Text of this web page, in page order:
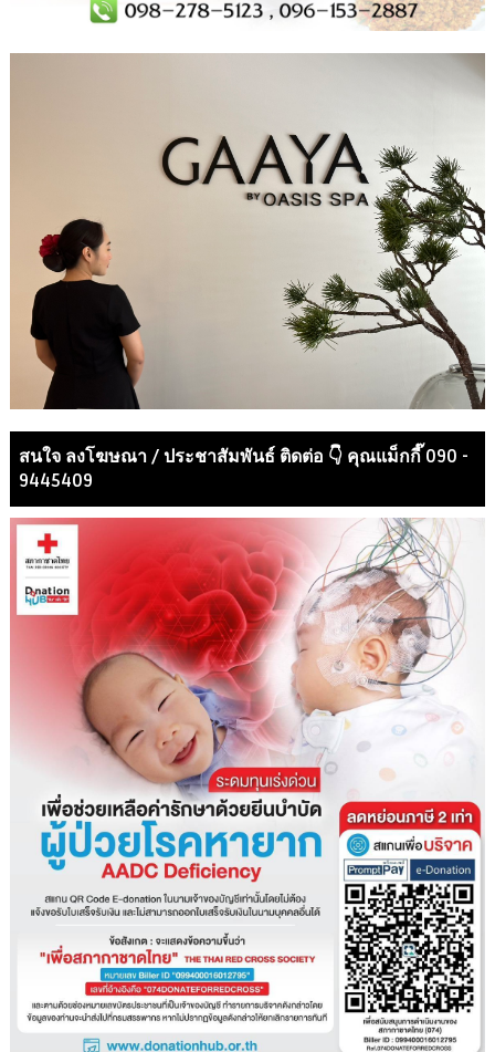
สนใจ ลงโฆษณา / ประชาสัมพันธ์ ติดต่อ 👇 คุณแม็กกี๊ 090 -
9445409